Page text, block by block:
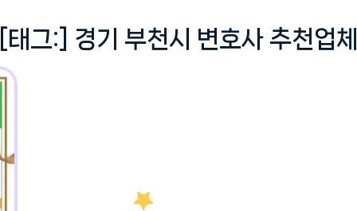
그:] 경기 부천시 변호사 추천업